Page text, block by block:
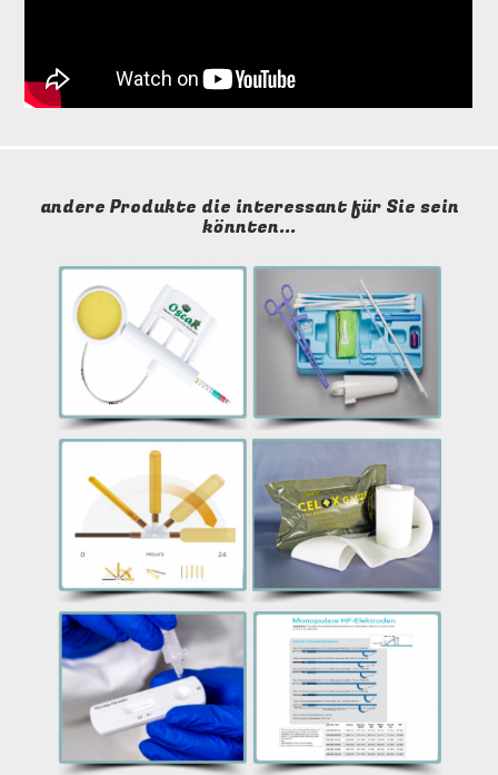
andere Produkte die interessant für Sie sein
könnten...